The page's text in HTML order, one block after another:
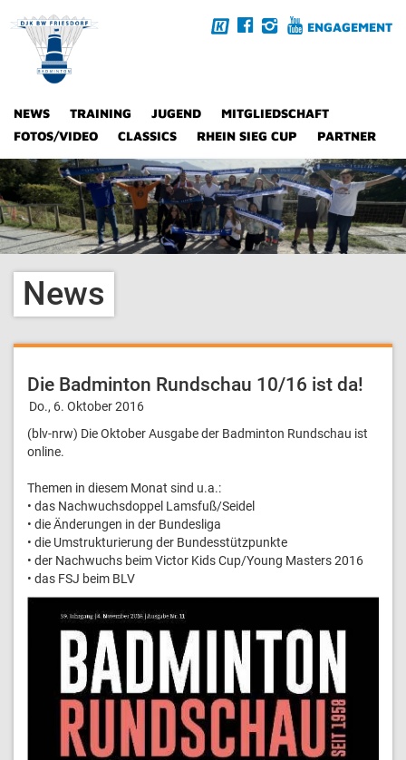
ENGAGEMENT
NEWS TRAINING JUGEND
MITGLIEDSCHAFT
FOTOS/VIDEO
CLASSICS RHEIN SIEG CUP PARTNER
News
Die Badminton Rundschau 10/16 ist da!
Do., 6. Oktober 2016
(blv-nrw) Die Oktober Ausgabe der Badminton Rundschau ist
online.
Themen in diesem Monat sind u.a.:
• das Nachwuchsdoppel Lamsfuß/Seidel
• die Änderungen in der Bundesliga
• die Umstrukturierung der Bundesstützpunkte
• der Nachwuchs beim Victor Kids Cup/Young Masters 2016
• das FSJ beim BLV